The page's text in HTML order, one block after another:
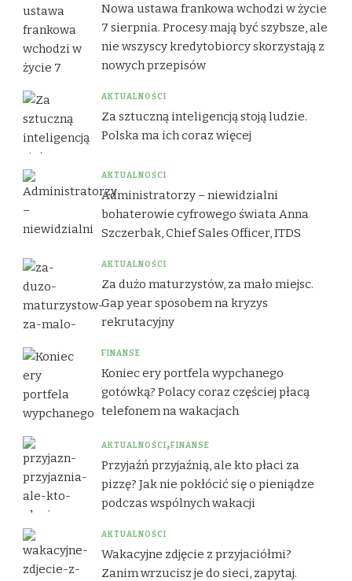
Nowa ustawa frankowa wchodzi w życie
7 sierpnia. Procesy mają być szybsze, ale
nie wszyscy kredytobiorcy skorzystają z
nowych przepisów
AKTUALNOŚCI
Za sztuczną inteligencją stoją ludzie.
Polska ma ich coraz więcej
AKTUALNOŚCI
Administratorzy – niewidzialni
bohaterowie cyfrowego świata Anna
Szczerbak, Chief Sales Officer, ITDS
AKTUALNOŚCI
Za dużo maturzystów, za mało miejsc.
Gap year sposobem na kryzys
rekrutacyjny
FINANSE
Koniec ery portfela wypchanego
gotówką? Polacy coraz częściej płacą
telefonem na wakacjach
AKTUALNOŚCI FINANSE
Przyjaźń przyjaźnią, ale kto płaci za
pizzę? Jak nie pokłócić się o pieniądze
podczas wspólnych wakacji
AKTUALNOŚCI
Wakacyjne zdjęcie z przyjaciółmi?
Zanim wrzucisz je do sieci, zapytaj.